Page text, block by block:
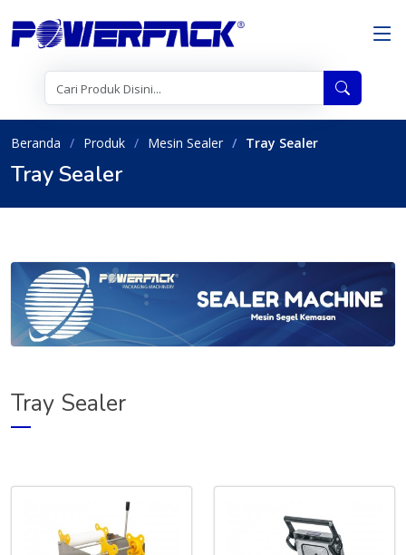
Beranda Produk Mesin Sealer Tray Sealer
Tray Sealer
Tray Sealer